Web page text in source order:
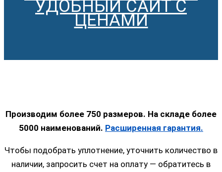
УДОБНЫЙ САЙТ С
ЦЕНАМИ
Производим более 750 размеров. На складе более
5000 наименований. Расширенная гарантия.
Чтобы подобрать уплотнение, уточнить количество в
наличии, запросить счет на оплату — обратитесь в